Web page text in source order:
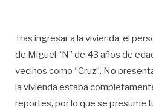
Tras ingresar a la vivienda, el
de Miguel “N” de 43 años de
vecinos como “Cruz”. No
la vivienda estaba
reportes, por lo que se presume